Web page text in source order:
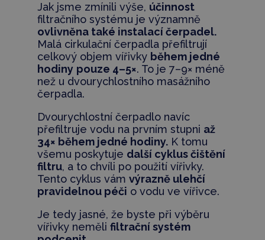
Jak jsme zmínili výše, účinnost
filtračního systému je významně
ovlivněna také instalací čerpadel.
Malá cirkulační čerpadla přefiltrují
celkový objem vířivky během jedné
hodiny pouze 4–5×. To je 7–9× méně
než u dvourychlostního masážního
čerpadla.
Dvourychlostní čerpadlo navíc
přefiltruje vodu na prvním stupni až
34× během jedné hodiny.K tomu
všemu poskytuje další cyklus čištění
filtru, a to chvíli po použití vířivky.
Tento cyklus vám výrazně ulehčí
pravidelnou péči o vodu ve vířivce.
Je tedy jasné, že byste při výběru
vířivky neměli filtrační systém